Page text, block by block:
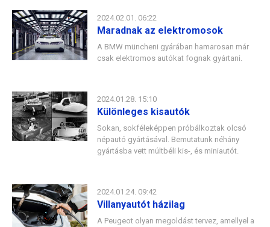
2024.02.01. 06:22
Maradnak az elektromosok
A BMW müncheni gyárában hamarosan már
csak elektromos autókat fognak gyártani.
2024.01.28. 15:10
Különleges kisautók
Sokan, sokféleképpen próbálkoztak olcsó
népautó gyártásával. Bemutatunk néhány
gyártásba vett múltbéli kis-, és miniautót.
2024.01.24. 09:42
Villanyautót házilag
A Peugeot olyan megoldást tervez, amellyel a